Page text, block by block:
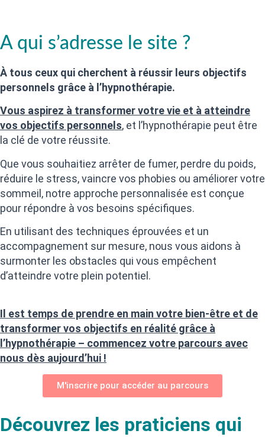
A qui s’adresse le site ?
À tous ceux qui cherchent à réussir leurs objectifs
personnels grâce à l’hypnothérapie.
Vous aspirez à transformer votre vie et à atteindre
vos objectifs personnels, et l’hypnothérapie peut être
la clé de votre réussite.
Que vous souhaitiez arrêter de fumer, perdre du poids,
réduire le stress, vaincre vos phobies ou améliorer votre
sommeil, notre approche personnalisée est conçue
pour répondre à vos besoins spécifiques.
En utilisant des techniques éprouvées et un
accompagnement sur mesure, nous vous aidons à
surmonter les obstacles qui vous empêchent
d’atteindre votre plein potentiel.
Il est temps de prendre en main votre bien-être et de
transformer vos objectifs en réalité grâce à
l’hypnothérapie – commencez votre parcours avec
nous dès aujourd’hui !
M'inscrire pour accéder au parcours
Découvrez les praticiens qui